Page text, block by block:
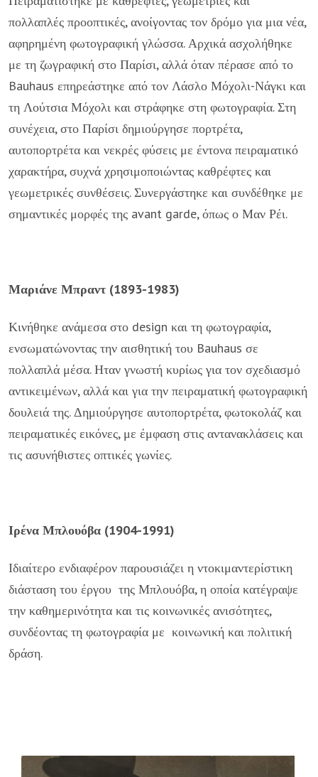
πολλαπλές προοπτικές, ανοίγοντας τον δρόμο για μια νέα,
αφηρημένη φωτογραφική γλώσσα. Αρχικά ασχολήθηκε
με τη ζωγραφική στο Παρίσι, αλλά όταν πέρασε από το
Bauhaus επηρεάστηκε από τον Λάσλο Μόχολι-Νάγκι και
τη Λούτσια Μόχολι και στράφηκε στη φωτογραφία. Στη
συνέχεια, στο Παρίσι δημιούργησε πορτρέτα,
αυτοπορτρέτα και νεκρές φύσεις με έντονα πειραματικό
χαρακτήρα, συχνά χρησιμοποιώντας καθρέφτες και
γεωμετρικές συνθέσεις. Συνεργάστηκε και συνδέθηκε με
σημαντικές μορφές της avant garde, όπως ο Μαν Ρέι.
Μαριάνε Μπραντ (1893-1983)
Κινήθηκε ανάμεσα στο design και τη φωτογραφία,
ενσωματώνοντας την αισθητική του Bauhaus σε
πολλαπλά μέσα. Ηταν γνωστή κυρίως για τον σχεδιασμό
αντικειμένων, αλλά και για την πειραματική φωτογραφική
δουλειά της. Δημιούργησε αυτοπορτρέτα, φωτοκολάζ και
πειραματικές εικόνες, με έμφαση στις αντανακλάσεις και
τις ασυνήθιστες οπτικές γωνίες.
Ιρένα Μπλουόβα (1904-1991)
Ιδιαίτερο ενδιαφέρον παρουσιάζει η ντοκιμαντερίστικη
διάσταση του έργου της Μπλουόβα, η οποία κατέγραψε
την καθημερινότητα και τις κοινωνικές ανισότητες,
συνδέοντας τη φωτογραφία με κοινωνική και πολιτική
δράση.